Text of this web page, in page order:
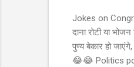
Jokes on
दाना रोटी या
पुण्य बेकार हो
😂😂 Politics